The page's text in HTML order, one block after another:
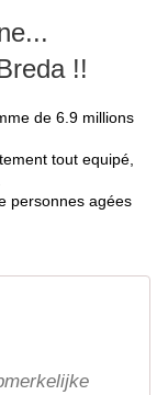
!!
de 6.9 millions
tout equipé,
personnes agées